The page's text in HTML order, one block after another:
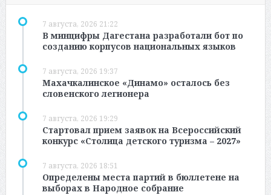
7 августа, 2026 21:22
В минцифры Дагестана разработали бот по
созданию корпусов национальных языков
7 августа, 2026 19:37
Махачкалинское «Динамо» осталось без
словенского легионера
7 августа, 2026 19:29
Стартовал прием заявок на Всероссийский
конкурс «Столица детского туризма – 2027»
7 августа, 2026 18:51
Определены места партий в бюллетене на
выборах в Народное собрание